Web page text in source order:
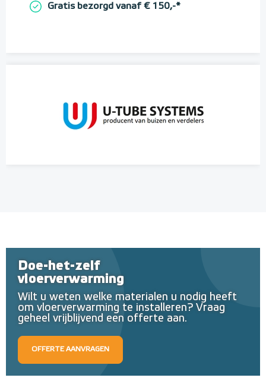
Gratis bezorgd vanaf € 150,-*
Doe-het-zelf
vloerverwarming
Wilt u weten welke materialen u nodig heeft
om vloerverwarming te installeren? Vraag
geheel vrijblijvend een offerte aan.
OFFERTE AANVRAGEN